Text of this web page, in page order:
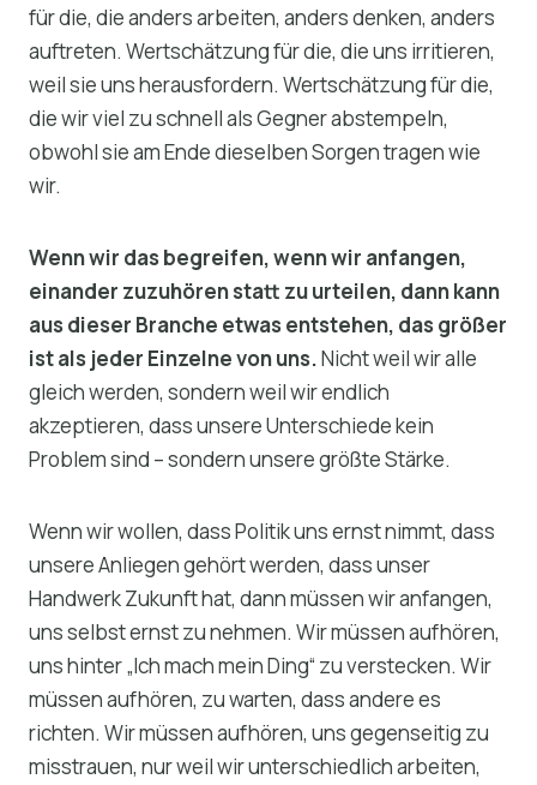
für die, die anders arbeiten, anders denken, anders
auftreten. Wertschätzung für die, die uns irritieren,
weil sie uns herausfordern. Wertschätzung für die,
die wir viel zu schnell als Gegner abstempeln,
obwohl sie am Ende dieselben Sorgen tragen wie
wir.
Wenn wir das begreifen, wenn wir anfangen,
einander zuzuhören statt zu urteilen, dann kann
aus dieser Branche etwas entstehen, das größer
ist als jeder Einzelne von uns.Nicht weil wir alle
gleich werden, sondern weil wir endlich
akzeptieren, dass unsere Unterschiede kein
Problem sind – sondern unsere größte Stärke.
Wenn wir wollen, dass Politik uns ernst nimmt, dass
unsere Anliegen gehört werden, dass unser
Handwerk Zukunft hat, dann müssen wir anfangen,
uns selbst ernst zu nehmen. Wir müssen aufhören,
uns hinter „Ich mach mein Ding“ zu verstecken. Wir
müssen aufhören, zu warten, dass andere es
richten. Wir müssen aufhören, uns gegenseitig zu
misstrauen, nur weil wir unterschiedlich arbeiten,